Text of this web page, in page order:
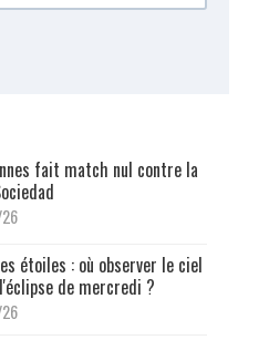
fait match nul contre la
étoiles : où observer le ciel
de mercredi ?